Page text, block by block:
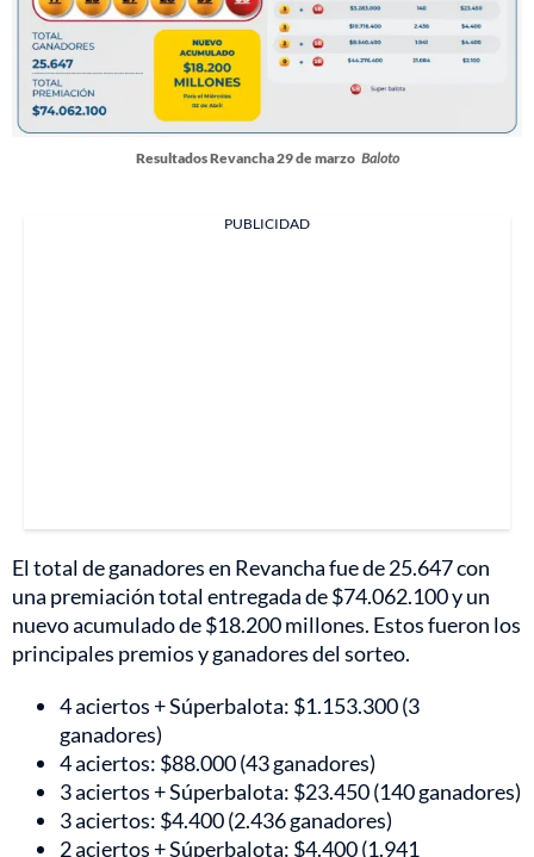
Resultados Revancha 29 de marzo Baloto
PUBLICIDAD
El total de ganadores en Revancha fue de 25.647 con
una premiación total entregada de $74.062.100 y un
nuevo acumulado de $18.200 millones. Estos fueron los
principales premios y ganadores del sorteo.
4 aciertos + Súperbalota: $1.153.300 (3
ganadores)
4 aciertos: $88.000 (43 ganadores)
3 aciertos + Súperbalota: $23.450 (140 ganadores)
3 aciertos: $4.400 (2.436 ganadores)
2 aciertos + Súperbalota: $4.400 (1.941